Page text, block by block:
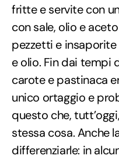
fritte e servite con
con sale, olio e
pezzetti e
e olio. Fin dai tempi
carote e pastinaca
unico ortaggio e
questo che,
stessa cosa. Anche
differenziarle: in